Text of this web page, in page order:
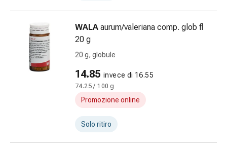
fissaggio
Strisce
WALA aurum/valeriana comp. glob fl
20 g
20 g, globule
14.85 invece di 16.55
74.25 / 100 g
Promozione online
Solo ritiro